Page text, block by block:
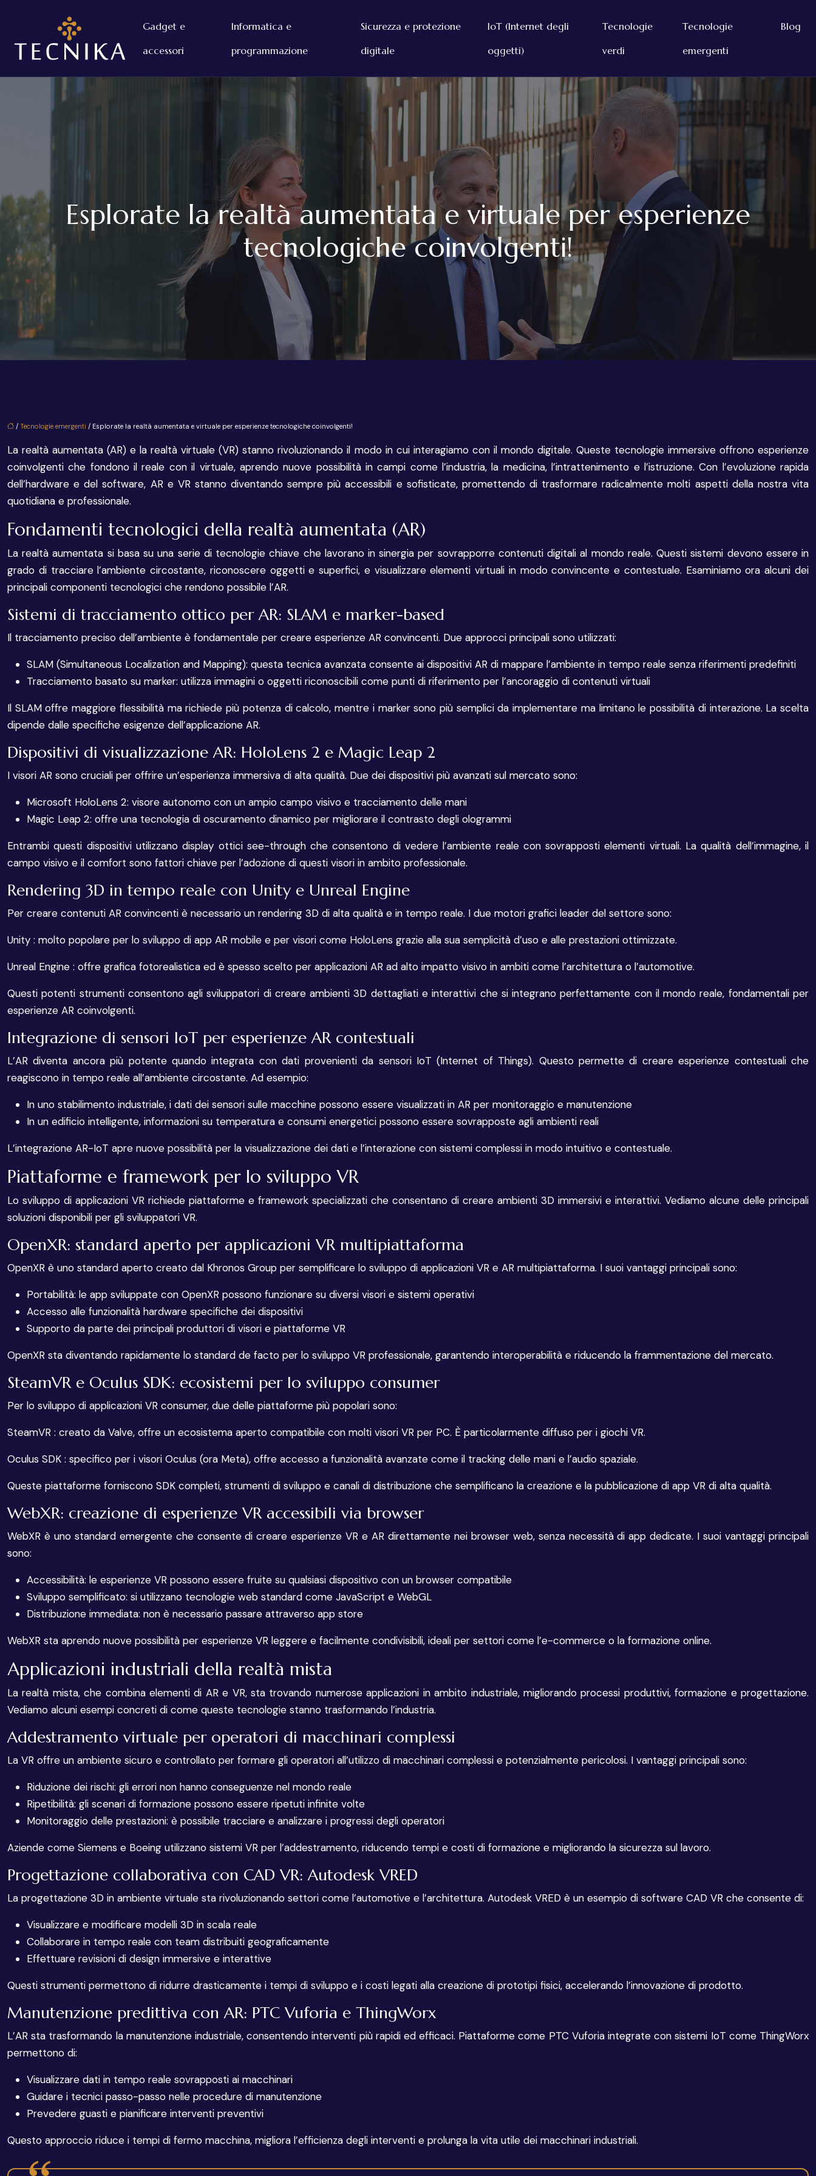
Gadget e
accessori
Informatica e
programmazione
Sicurezza e protezione
digitale
IoT (Internet degli
oggetti)
Tecnologie
verdi
Tecnologie
emergenti
Blog
Esplorate la realtà aumentata e virtuale per esperienze
tecnologiche coinvolgenti!
/ Tecnologie emergenti / Esplorate la realtà aumentata e virtuale per esperienze tecnologiche coinvolgenti!
La realtà aumentata (AR) e la realtà virtuale (VR) stanno rivoluzionando il modo in cui interagiamo con il mondo digitale. Queste tecnologie immersive offrono esperienze
coinvolgenti che fondono il reale con il virtuale, aprendo nuove possibilità in campi come l’industria, la medicina, l’intrattenimento e l’istruzione. Con l’evoluzione rapida
dell’hardware e del software, AR e VR stanno diventando sempre più accessibili e sofisticate, promettendo di trasformare radicalmente molti aspetti della nostra vita
quotidiana e professionale.
Fondamenti tecnologici della realtà aumentata (AR)
La realtà aumentata si basa su una serie di tecnologie chiave che lavorano in sinergia per sovrapporre contenuti digitali al mondo reale. Questi sistemi devono essere in
grado di tracciare l’ambiente circostante, riconoscere oggetti e superfici, e visualizzare elementi virtuali in modo convincente e contestuale. Esaminiamo ora alcuni dei
principali componenti tecnologici che rendono possibile l’AR.
Sistemi di tracciamento ottico per AR: SLAM e marker-based
Il tracciamento preciso dell’ambiente è fondamentale per creare esperienze AR convincenti. Due approcci principali sono utilizzati:
SLAM (Simultaneous Localization and Mapping): questa tecnica avanzata consente ai dispositivi AR di mappare l’ambiente in tempo reale senza riferimenti predefiniti
Tracciamento basato su marker: utilizza immagini o oggetti riconoscibili come punti di riferimento per l’ancoraggio di contenuti virtuali
Il SLAM offre maggiore flessibilità ma richiede più potenza di calcolo, mentre i marker sono più semplici da implementare ma limitano le possibilità di interazione. La scelta
dipende dalle specifiche esigenze dell’applicazione AR.
Dispositivi di visualizzazione AR: HoloLens 2 e Magic Leap 2
I visori AR sono cruciali per offrire un’esperienza immersiva di alta qualità. Due dei dispositivi più avanzati sul mercato sono:
Microsoft HoloLens 2: visore autonomo con un ampio campo visivo e tracciamento delle mani
Magic Leap 2: offre una tecnologia di oscuramento dinamico per migliorare il contrasto degli ologrammi
Entrambi questi dispositivi utilizzano display ottici see-through che consentono di vedere l’ambiente reale con sovrapposti elementi virtuali. La qualità dell’immagine, il
campo visivo e il comfort sono fattori chiave per l’adozione di questi visori in ambito professionale.
Rendering 3D in tempo reale con Unity e Unreal Engine
Per creare contenuti AR convincenti è necessario un rendering 3D di alta qualità e in tempo reale. I due motori grafici leader del settore sono:
Unity : molto popolare per lo sviluppo di app AR mobile e per visori come HoloLens grazie alla sua semplicità d’uso e alle prestazioni ottimizzate.
Unreal Engine : offre grafica fotorealistica ed è spesso scelto per applicazioni AR ad alto impatto visivo in ambiti come l’architettura o l’automotive.
Questi potenti strumenti consentono agli sviluppatori di creare ambienti 3D dettagliati e interattivi che si integrano perfettamente con il mondo reale, fondamentali per
esperienze AR coinvolgenti.
Integrazione di sensori IoT per esperienze AR contestuali
L’AR diventa ancora più potente quando integrata con dati provenienti da sensori IoT (Internet of Things). Questo permette di creare esperienze contestuali che
reagiscono in tempo reale all’ambiente circostante. Ad esempio:
In uno stabilimento industriale, i dati dei sensori sulle macchine possono essere visualizzati in AR per monitoraggio e manutenzione
In un edificio intelligente, informazioni su temperatura e consumi energetici possono essere sovrapposte agli ambienti reali
L’integrazione AR-IoT apre nuove possibilità per la visualizzazione dei dati e l’interazione con sistemi complessi in modo intuitivo e contestuale.
Piattaforme e framework per lo sviluppo VR
Lo sviluppo di applicazioni VR richiede piattaforme e framework specializzati che consentano di creare ambienti 3D immersivi e interattivi. Vediamo alcune delle principali
soluzioni disponibili per gli sviluppatori VR.
OpenXR: standard aperto per applicazioni VR multipiattaforma
OpenXR è uno standard aperto creato dal Khronos Group per semplificare lo sviluppo di applicazioni VR e AR multipiattaforma. I suoi vantaggi principali sono:
Portabilità: le app sviluppate con OpenXR possono funzionare su diversi visori e sistemi operativi
Accesso alle funzionalità hardware specifiche dei dispositivi
Supporto da parte dei principali produttori di visori e piattaforme VR
OpenXR sta diventando rapidamente lo standard de facto per lo sviluppo VR professionale, garantendo interoperabilità e riducendo la frammentazione del mercato.
SteamVR e Oculus SDK: ecosistemi per lo sviluppo consumer
Per lo sviluppo di applicazioni VR consumer, due delle piattaforme più popolari sono:
SteamVR : creato da Valve, offre un ecosistema aperto compatibile con molti visori VR per PC. È particolarmente diffuso per i giochi VR.
Oculus SDK : specifico per i visori Oculus (ora Meta), offre accesso a funzionalità avanzate come il tracking delle mani e l’audio spaziale.
Queste piattaforme forniscono SDK completi, strumenti di sviluppo e canali di distribuzione che semplificano la creazione e la pubblicazione di app VR di alta qualità.
WebXR: creazione di esperienze VR accessibili via browser
WebXR è uno standard emergente che consente di creare esperienze VR e AR direttamente nei browser web, senza necessità di app dedicate. I suoi vantaggi principali
sono:
Accessibilità: le esperienze VR possono essere fruite su qualsiasi dispositivo con un browser compatibile
Sviluppo semplificato: si utilizzano tecnologie web standard come JavaScript e WebGL
Distribuzione immediata: non è necessario passare attraverso app store
WebXR sta aprendo nuove possibilità per esperienze VR leggere e facilmente condivisibili, ideali per settori come l’e-commerce o la formazione online.
Applicazioni industriali della realtà mista
La realtà mista, che combina elementi di AR e VR, sta trovando numerose applicazioni in ambito industriale, migliorando processi produttivi, formazione e progettazione.
Vediamo alcuni esempi concreti di come queste tecnologie stanno trasformando l’industria.
Addestramento virtuale per operatori di macchinari complessi
La VR offre un ambiente sicuro e controllato per formare gli operatori all’utilizzo di macchinari complessi e potenzialmente pericolosi. I vantaggi principali sono:
Riduzione dei rischi: gli errori non hanno conseguenze nel mondo reale
Ripetibilità: gli scenari di formazione possono essere ripetuti infinite volte
Monitoraggio delle prestazioni: è possibile tracciare e analizzare i progressi degli operatori
Aziende come Siemens e Boeing utilizzano sistemi VR per l’addestramento, riducendo tempi e costi di formazione e migliorando la sicurezza sul lavoro.
Progettazione collaborativa con CAD VR: Autodesk VRED
La progettazione 3D in ambiente virtuale sta rivoluzionando settori come l’automotive e l’architettura. Autodesk VRED è un esempio di software CAD VR che consente di:
Visualizzare e modificare modelli 3D in scala reale
Collaborare in tempo reale con team distribuiti geograficamente
Effettuare revisioni di design immersive e interattive
Questi strumenti permettono di ridurre drasticamente i tempi di sviluppo e i costi legati alla creazione di prototipi fisici, accelerando l’innovazione di prodotto.
Manutenzione predittiva con AR: PTC Vuforia e ThingWorx
L’AR sta trasformando la manutenzione industriale, consentendo interventi più rapidi ed efficaci. Piattaforme come PTC Vuforia integrate con sistemi IoT come ThingWorx
permettono di:
Visualizzare dati in tempo reale sovrapposti ai macchinari
Guidare i tecnici passo-passo nelle procedure di manutenzione
Prevedere guasti e pianificare interventi preventivi
Questo approccio riduce i tempi di fermo macchina, migliora l’efficienza degli interventi e prolunga la vita utile dei macchinari industriali.